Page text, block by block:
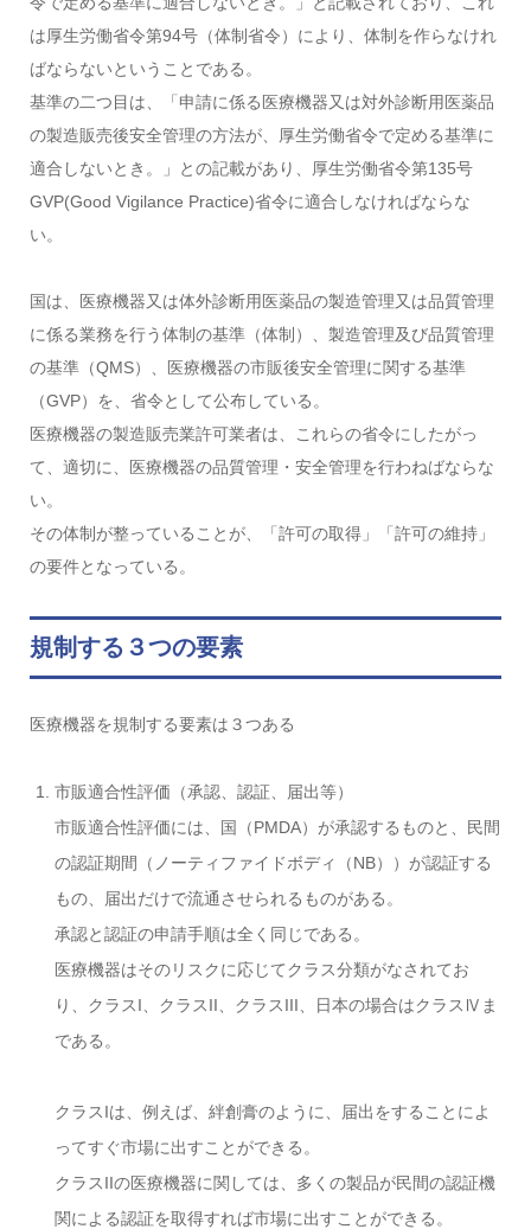
は厚生労働省令第94号（体制省令）により、体制を作らなけれ
ばならないということである。
基準の二つ目は、「申請に係る医療機器又は対外診断用医薬品
の製造販売後安全管理の方法が、厚生労働省令で定める基準に
適合しないとき。」との記載があり、厚生労働省令第135号
GVP(Good Vigilance Practice)省令に適合しなければならな
い。
国は、医療機器又は体外診断用医薬品の製造管理又は品質管理
に係る業務を行う体制の基準（体制）、製造管理及び品質管理
の基準（QMS）、医療機器の市販後安全管理に関する基準
（GVP）を、省令として公布している。
医療機器の製造販売業許可業者は、これらの省令にしたがっ
て、適切に、医療機器の品質管理・安全管理を行わねばならな
い。
その体制が整っていることが、「許可の取得」「許可の維持」
の要件となっている。
規制する３つの要素
医療機器を規制する要素は３つある
市販適合性評価（承認、認証、届出等）
市販適合性評価には、国（PMDA）が承認するものと、民間
の認証期間（ノーティファイドボディ（NB））が認証する
もの、届出だけで流通させられるものがある。
承認と認証の申請手順は全く同じである。
医療機器はそのリスクに応じてクラス分類がなされてお
り、クラスI、クラスII、クラスIII、日本の場合はクラスⅣま
である。
クラスIは、例えば、絆創膏のように、届出をすることによ
ってすぐ市場に出すことができる。
クラスIIの医療機器に関しては、多くの製品が民間の認証機
関による認証を取得すれば市場に出すことができる。